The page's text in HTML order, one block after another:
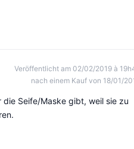
Veröffentlicht am 02/02/2019 à
nach einem Kauf von 18/01/
Seife/Maske gibt, weil sie zu